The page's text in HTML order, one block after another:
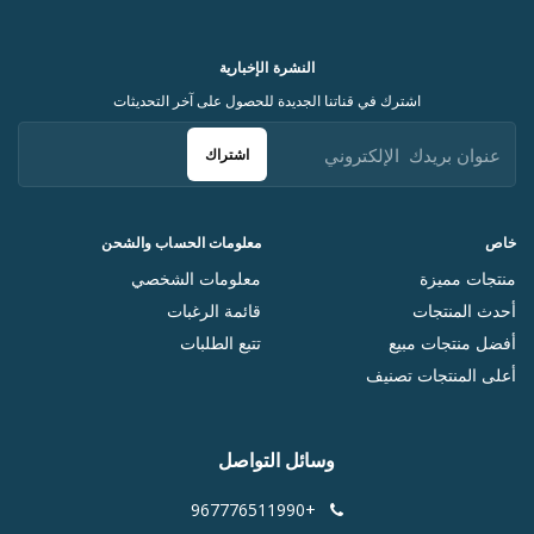
خاص
منتجات مميزة
أحدث المنتجات
أفضل منتجات مبيع
أعلى المنتجات تصنيف
معلومات الحساب والشحن
معلومات الشخصي
قائمة الرغبات
تتبع الطلبات
النشرة الإخبارية
اشترك في قناتنا الجديدة للحصول على آخر التحديثات
اشتراك
وسائل التواصل
+967776511990